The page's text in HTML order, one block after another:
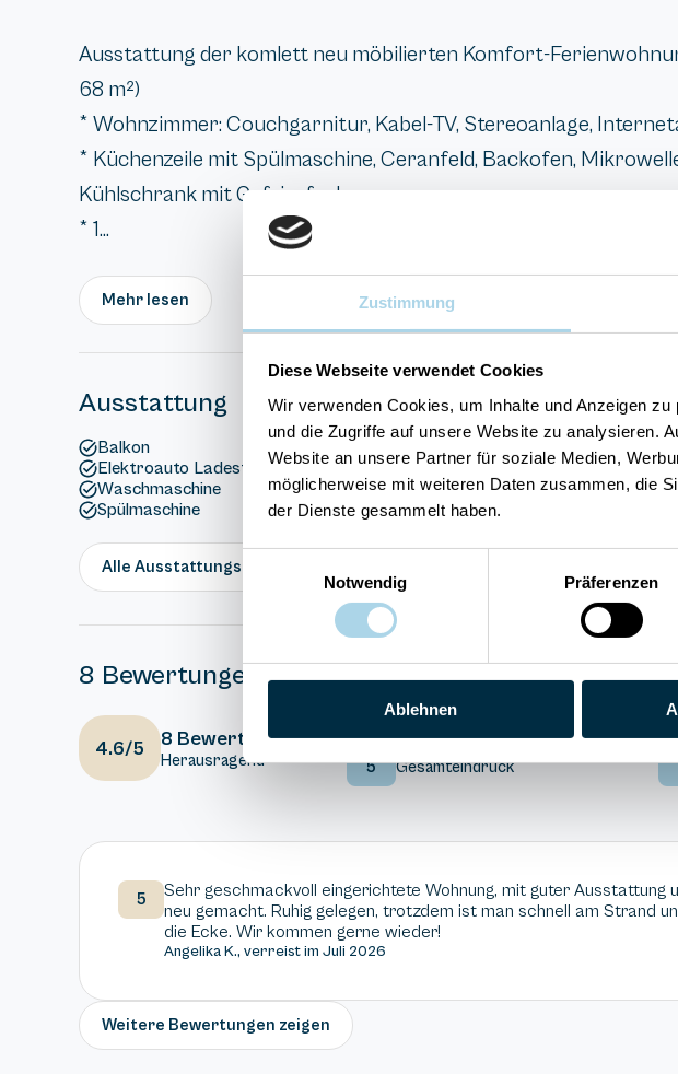
Zustimmung
Diese Webseite verwendet Cookies
Wir verwenden Cookies, um Inhalte und Anzeigen
und die Zugriffe auf unsere Website zu analysieren.
Website an unsere Partner für soziale Medien,
möglicherweise mit weiteren Daten zusammen, die
der Dienste gesammelt haben.
Notwendig
Präferenzen
Ablehnen
Ausstattung der komlett neu möbilierten Komfort-
68 m²)
* Wohnzimmer: Couchgarnitur, Kabel-TV, Stereoanlage,
* Küchenzeile mit Spülmaschine, Ceranfeld, Backofen,
Kühlschrank mit Gefrierfach
* 1...
Mehr lesen
Ausstattung
Balkon
Sauna
Elektroauto Ladestation
eBike
Waschmaschine
Privatparkplatz
Spülmaschine
Alle Ausstattungsmerkmale anzeigen
8 Bewertungen
4.6/5 8 Bewertungen
Herausragend 5 Gesamteindruck
5
Sehr geschmackvoll eingerichtete Wohnung, mit guter Ausstattung
neu gemacht. Ruhig gelegen, trotzdem ist man schnell am Strand
die Ecke. Wir kommen gerne wieder!
Angelika K., verreist im Juli 2026
Weitere Bewertungen zeigen